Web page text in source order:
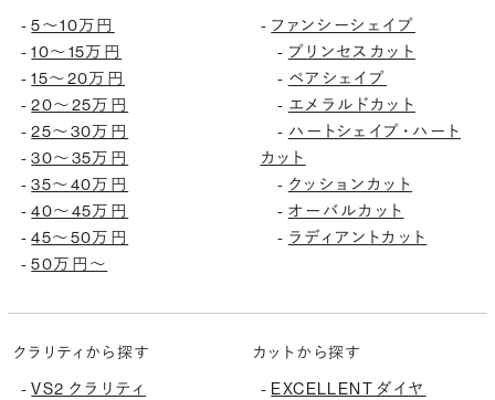
-5〜10万円
-10〜15万円
-15〜20万円
-20〜25万円
-25〜30万円
-30〜35万円
-35〜40万円
-40〜45万円
-45〜50万円
-50万円〜
- ファンシーシェイプ
- プリンセスカット
- ペアシェイプ
- エメラルドカット
- ハートシェイプ・ハート
カット
- クッションカット
- オーバルカット
- ラディアントカット
クラリティから探す
-VS2 クラリティ
カットから探す
- EXCELLENT ダイヤ